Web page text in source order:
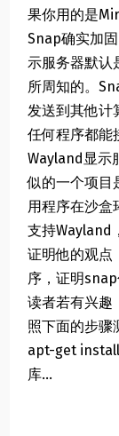
果你用的是
Snap确实加
示服务器默认
所周知的。
发送到其他计
任何程序都能
Wayland显示
似的一个项目
用程序在沙盒
支持Wayland
证明他的观
序，证明snap
读者若有兴趣
照下面的步骤
apt-get
库...